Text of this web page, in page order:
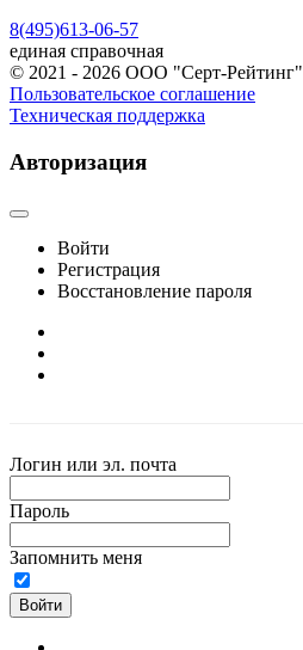
8(495)613-06-57
единая справочная
© 2021 - 2026 ООО "Серт-Рейтинг"
Пользовательское соглашение
Техническая поддержка
Авторизация
Войти
Регистрация
Восстановление пароля
Логин или эл. почта
Пароль
Запомнить меня
Войти